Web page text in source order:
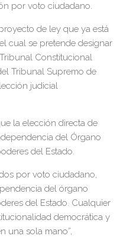
por voto ciudadano.
de ley que ya está
cual se pretende designar
Constitucional
Tribunal Supremo de
judicial
la elección directa de
del Órgano
del Estado.
por voto ciudadano,
del órgano
del Estado. Cualquier
democrática y
una sola mano”,